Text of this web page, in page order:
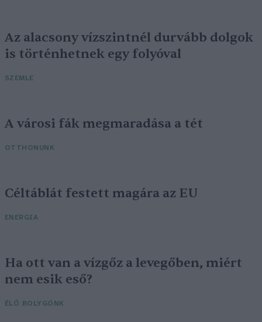
Az alacsony vízszintnél durvább dolgok
is történhetnek egy folyóval
SZEMLE
A városi fák megmaradása a tét
OTTHONUNK
Céltáblát festett magára az EU
ENERGIA
Ha ott van a vízgőz a levegőben, miért
nem esik eső?
ÉLŐ BOLYGÓNK